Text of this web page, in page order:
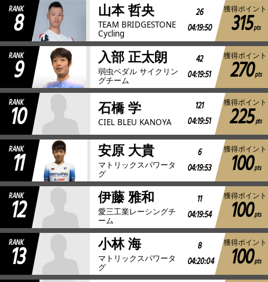
RANK
8 山本 哲央
TEAM BRIDGESTONE
Cycling
26
04:19:50
獲得ポイント
315pts
RANK
9 入部 正太朗
弱虫ペダル サイクリン
グチーム
42
04:19:51
獲得ポイント
270pts
RANK
10 石橋 学
CIEL BLEU KANOYA
121
04:19:51
獲得ポイント
225pts
RANK
11 安原 大貴
マトリックスパワータ
グ
6
04:19:53
獲得ポイント
100pts
RANK
12 伊藤 雅和
愛三工業レーシングチ
ーム
11
04:19:54
獲得ポイント
100pts
RANK
13 小林 海
マトリックスパワータ
グ
8
04:20:04
獲得ポイント
100pts